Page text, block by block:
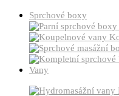
Sprchové boxy
Vany